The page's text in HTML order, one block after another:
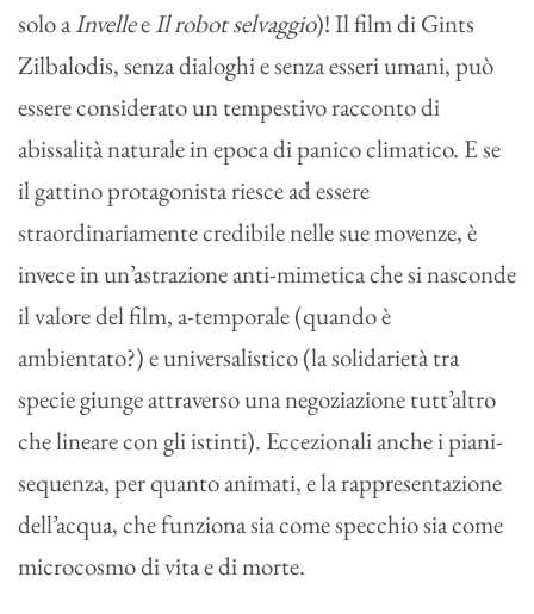
solo aInvelleeIl robot selvaggio)! Il film di Gints
Zilbalodis, senza dialoghi e senza esseri umani, può
essere considerato un tempestivo racconto di
abissalità naturale in epoca di panico climatico. E se
il gattino protagonista riesce ad essere
straordinariamente credibile nelle sue movenze, è
invece in un’astrazione anti-mimetica che si nasconde
il valore del film, a-temporale (quando è
ambientato?) e universalistico (la solidarietà tra
specie giunge attraverso una negoziazione tutt’altro
che lineare con gli istinti). Eccezionali anche i piani-
sequenza, per quanto animati, e la rappresentazione
dell’acqua, che funziona sia come specchio sia come
microcosmo di vita e di morte.